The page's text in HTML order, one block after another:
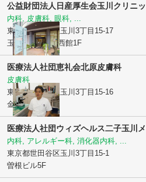
公益財団法人日産厚生会玉川クリニ
内科, 皮膚科, 眼科, ...
東京都世田谷区玉川3丁目15-17
玉川高島屋S.C西館1F
医療法人社団恵礼会北原皮膚科
皮膚科
東京都世田谷区 玉川3丁目15-16
金原ビル3F
医療法人社団ウィズヘルス二子玉川
内科, アレルギー科, 消化器内科, ...
東京都世田谷区玉川3丁目15-1
曽根ビル5F